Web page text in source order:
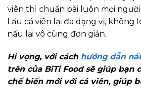
viên thì chuẩn bài luôn mọi người
Lẩu cá viên lại đa dạng vị, không
nấu lại vô cùng đơn giản.
Hi vọng, với cách hướng dẫn
trên của BiTi Food sẽ giúp bạn
chế biến mới với cá viên, giúp